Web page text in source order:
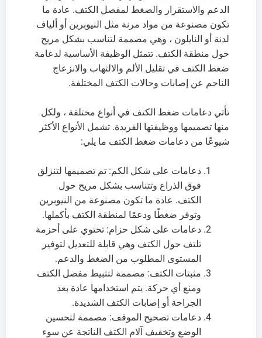
الدعم والاستقرار والضغط لمفصل الكتف. عادة ما
تكون مصنوعة من مواد مرنة مثل النيوبرين أو ألياف
لدنة أو النايلون ، وهي مصممة لتناسب بشكل مريح
حول منطقة الكتف. تتمثل الوظيفة الأساسية لدعامة
ضغط الكتف في تقليل الألم والالتهاب والانزعاج
الناجم عن إصابات وحالات الكتف المختلفة.
تأتي دعامات ضغط الكتف في أنواع مختلفة ، ولكل
منها تصميمها ووظيفتها الفريدة. تشمل الأنواع الأكثر
شيوعًا من دعامات ضغط الكتف ما يلي:
دعامات على شكل الكم: تم تصميمها لتنزلق
فوق الذراع وتتناسب بشكل مريح حول
الكتف. عادة ما تكون مصنوعة من النيوبرين
وتوفر ضغطًا ودعمًا لمنطقة الكتف بأكملها.
دعامات على شكل حزام: تحتوي على أحزمة
تلتف حول الكتف وهي قابلة للتعديل لتوفير
المستوى المطلوب من الضغط والدعم.
مثبتات الكتف: مصممة لتثبيط مفصل الكتف
ومنع أي حركة. يتم استخدامها عادة بعد
الجراحة أو إصابات الكتف الشديدة.
دعامات تصحيح الموقف: مصممة لتحسين
الوضع وتخفيف آلام الكتف الناتجة عن سوء